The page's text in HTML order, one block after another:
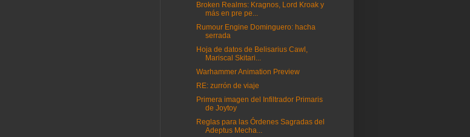
Broken Realms: Kragnos, Lord Kroak y
más en pre pe...
Rumour Engine Dominguero: hacha
serrada
Hoja de datos de Belisarius Cawl,
Mariscal Skitari...
Warhammer Animation Preview
RE: zurrón de viaje
Primera imagen del Infiltrador Primaris
de Joytoy
Reglas para las Órdenes Sagradas del
Adeptus Mecha...